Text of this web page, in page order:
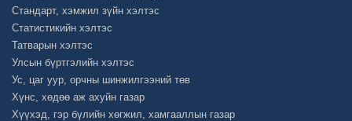
Стандарт, хэмжил зүйн хэлтэс
Статистикийн хэлтэс
Татварын хэлтэс
Улсын бүртгэлийн хэлтэс
Ус, цаг уур, орчны шинжилгээний төв
Хүнс, хөдөө аж ахуйн газар
Хүүхэд, гэр бүлийн хөгжил, хамгааллын газар